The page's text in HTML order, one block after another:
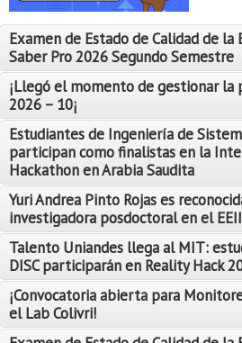
Examen de Estado de Calidad de la
Saber Pro 2026 Segundo Semestre
Leer Más
¡Llegó el momento de gestionar la
2026 – 10¡
Leer Más
Estudiantes de Ingeniería de
participan como finalistas en la
Hackathon en Arabia Saudita
Yuri Andrea Pinto Rojas es
investigadora posdoctoral en el
Talento Uniandes llega al MIT:
DISC participarán en Reality Hack
¡Convocatoria abierta para
el Lab Colivri!
Proyecto de grado
Reingreso
Reintegro
Retiro voluntario
Transferencia
Tarifas
Grado